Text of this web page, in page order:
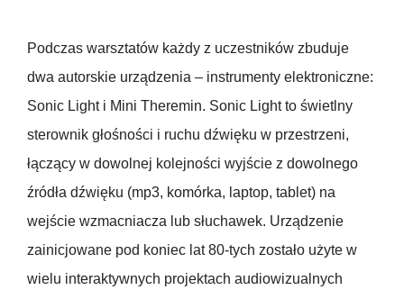
Podczas warsztatów każdy z uczestników zbuduje
dwa autorskie urządzenia – instrumenty elektroniczne:
Sonic Light i Mini Theremin. Sonic Light to świetlny
sterownik głośności i ruchu dźwięku w przestrzeni,
łączący w dowolnej kolejności wyjście z dowolnego
źródła dźwięku (mp3, komórka, laptop, tablet) na
wejście wzmacniacza lub słuchawek. Urządzenie
zainicjowane pod koniec lat 80-tych zostało użyte w
wielu interaktywnych projektach audiowizualnych